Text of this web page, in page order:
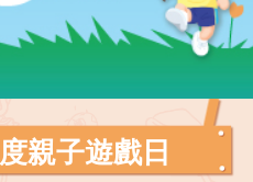
親子遊戲日